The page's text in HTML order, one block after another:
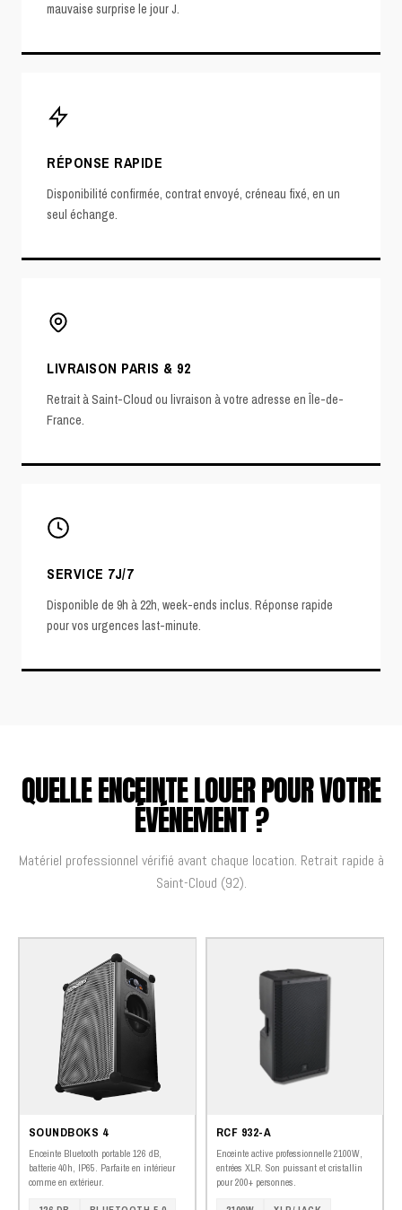
mauvaise surprise le jour J.
RÉPONSE RAPIDE
Disponibilité confirmée, contrat envoyé, créneau fixé, en un
seul échange.
LIVRAISON PARIS & 92
Retrait à Saint-Cloud ou livraison à votre adresse en Île-de-
France.
SERVICE 7J/7
Disponible de 9h à 22h, week-ends inclus. Réponse rapide
pour vos urgences last-minute.
QUELLE ENCEINTE LOUER POUR VOTRE
ÉVÉNEMENT ?
Matériel professionnel vérifié avant chaque location. Retrait rapide à
Saint-Cloud (92).
SOUNDBOKS 4
Enceinte Bluetooth portable 126 dB,
batterie 40h, IP65. Parfaite en intérieur
comme en extérieur.
RCF 932-A
Enceinte active professionnelle 2100W,
entrées XLR. Son puissant et cristallin
pour 200+ personnes.